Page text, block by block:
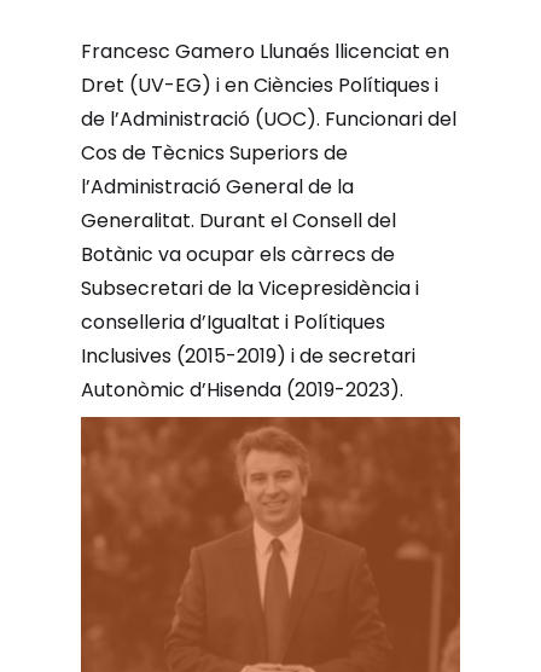
Francesc Gamero Llunaés llicenciat en
Dret (UV-EG) i en Ciències Polítiques i
de l’Administració (UOC). Funcionari del
Cos de Tècnics Superiors de
l’Administració General de la
Generalitat. Durant el Consell del
Botànic va ocupar els càrrecs de
Subsecretari de la Vicepresidència i
conselleria d’Igualtat i Polítiques
Inclusives (2015-2019) i de secretari
Autonòmic d’Hisenda (2019-2023).